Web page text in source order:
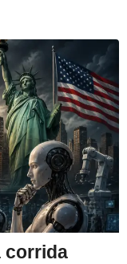
corrida